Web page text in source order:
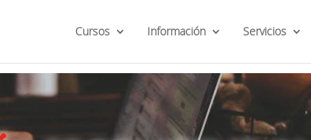
Cursos Información Servicios